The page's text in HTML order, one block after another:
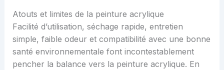
Atouts et limites de la peinture acrylique
Facilité d’utilisation, séchage rapide, entretien
simple, faible odeur et compatibilité avec une bonne
santé environnementale font incontestablement
pencher la balance vers la peinture acrylique. En